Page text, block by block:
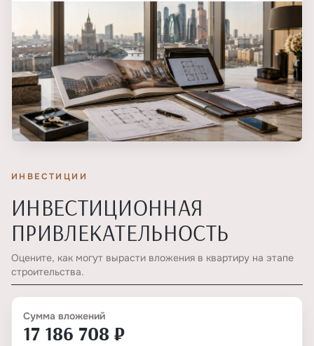
ИНВЕСТИЦИИ
ИНВЕСТИЦИОННАЯ
ПРИВЛЕКАТЕЛЬНОСТЬ
Оцените, как могут вырасти вложения в квартиру на этапе
строительства.
Сумма вложений
17 186 708 ₽